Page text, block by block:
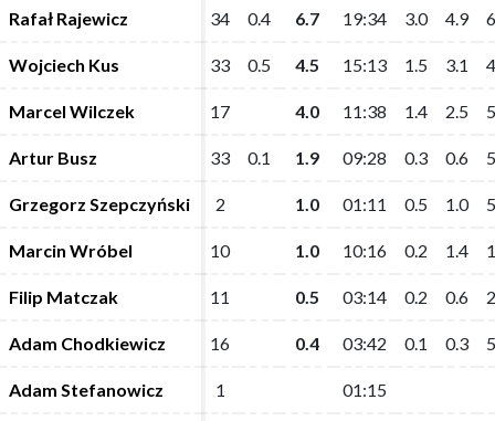
Rafał Rajewicz 34 0.4 6.7 19:34 3.0 4.9
Wojciech Kus 33 0.5 4.5 15:13 1.5 3.1
Marcel Wilczek 17 4.0 11:38 1.4 2.5
Artur Busz 33 0.1 1.9 09:28 0.3 0.6
Grzegorz Szepczyński 2 1.0 01:11 0.5 1.0
Marcin Wróbel 10 1.0 10:16 0.2 1.4
Filip Matczak 11 0.5 03:14 0.2 0.6
Adam Chodkiewicz 16 0.4 03:42 0.1 0.3
Adam Stefanowicz 1 01:15
Rafał Rajewicz 34 0.4 6.7 19:34 3.0 4.9
Wojciech Kus 33 0.5 4.5 15:13 1.5 3.1
Marcel Wilczek 17 4.0 11:38 1.4 2.5
Artur Busz 33 0.1 1.9 09:28 0.3 0.6
Grzegorz Szepczyński 2 1.0 01:11 0.5 1.0
Marcin Wróbel 10 1.0 10:16 0.2 1.4
Filip Matczak 11 0.5 03:14 0.2 0.6
Adam Chodkiewicz 16 0.4 03:42 0.1 0.3
Adam Stefanowicz 1 01:15